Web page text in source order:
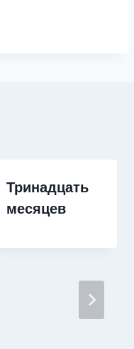
Тринадцать
месяцев